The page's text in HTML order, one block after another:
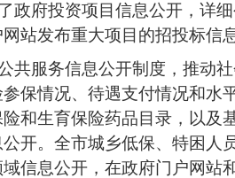
政府投资项目信息公开，详
站发布重大项目的招投标信息
共服务信息公开制度，推动
保情况、待遇支付情况和
和生育保险药品目录，以
开。全市城乡低保、特困
信息公开，在政府门户网